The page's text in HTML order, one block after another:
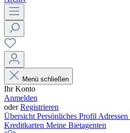
Menü schließen
Ihr Konto
Anmelden
oderRegistrieren
Übersicht Persönliches Profil Adressen
Kreditkarten Meine Bietagenten